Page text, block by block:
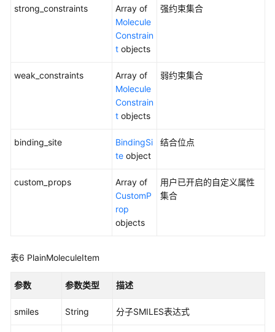
子
（MPP）
索
分
（MSP）
strong_constraints
Array of
Molecule
Constrain
t objects
强约束集合
weak_constraints
Array of
Molecule
Constrain
t objects
弱约束集合
binding_site
BindingSi
te object
结合位点
custom_props
Array of
CustomP
rop
objects
用户已开启的自定义属性
集合
表6 PlainMoleculeItem
参数 参数类型 描述
smiles String 分子SMILES表达式